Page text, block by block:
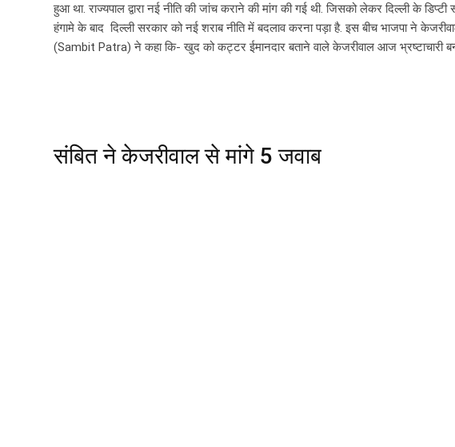
हुआ था. राज्यपाल द्वारा नई नीति की जांच कराने की मांग की गई थी. जिसको लेकर दिल्ली के
हंगामे के बाद दिल्ली सरकार को नई शराब नीति में बदलाव करना पड़ा है. इस बीच भाजपा ने
(Sambit Patra) ने कहा कि- खुद को कट्टर ईमानदार बताने वाले केजरीवाल आज भ्रष्टाचारी
संबित ने केजरीवाल से मांगे 5 जवाब